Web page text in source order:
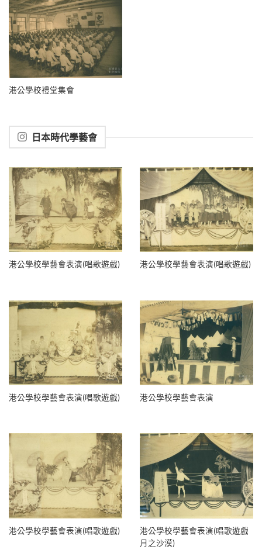
港公學校禮堂集會
日本時代學藝會
港公學校學藝會表演(唱歌遊戲) 港公學校學藝會表演(唱歌遊戲)
港公學校學藝會表演(唱歌遊戲) 港公學校學藝會表演
港公學校學藝會表演(唱歌遊戲)
港公學校學藝會表演(唱歌遊戲
月之沙漠)